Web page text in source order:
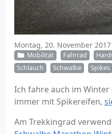
Montag, 20. November 2017
Mobilität Fahrrad
Schlauch
Schwalbe Spikes
Ich fahre auch im
immer mit Spikereifen,
Am Trekkingrad